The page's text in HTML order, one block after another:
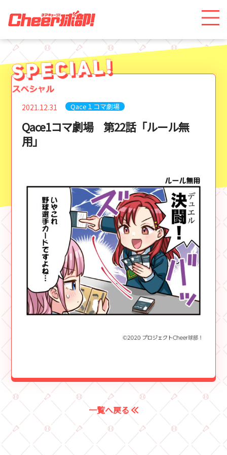
2021.12.31 Qace１コマ劇場
Qace1コマ劇場 第22話「ルール無
用」
一覧へ戻る